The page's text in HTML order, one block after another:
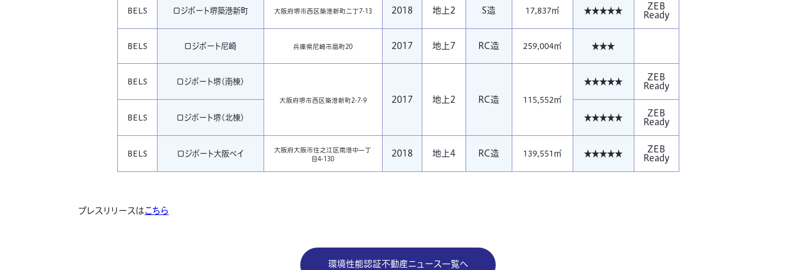
BELS ロジポート堺築港新町 大阪府堺市西区築港新町二丁7-13 2018 地上2 S造 17,837㎡ ★★★★★ ZEB
Ready
BELS ロジポート尼崎 兵庫県尼崎市扇町20 2017 地上7 RC造 259,004㎡ ★★★
BELS ロジポート堺(南棟)
大阪府堺市西区築港新町2-7-9 2017 地上2 RC造 115,552㎡
★★★★★ ZEB
Ready
BELS ロジポート堺(北棟) ★★★★★ ZEB
Ready
BELS ロジポート大阪ベイ
大阪府大阪市住之江区南港中一丁
目4-130
2018 地上4 RC造 139,551㎡ ★★★★★ ZEB
Ready
プレスリリースはこちら
環境性能認証不動産ニュース一覧へ